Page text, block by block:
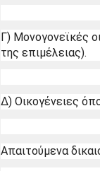
Γ) Μονογονεϊκές
της επιμέλειας).
Δ) Οικογένειες
Απαιτούμενα